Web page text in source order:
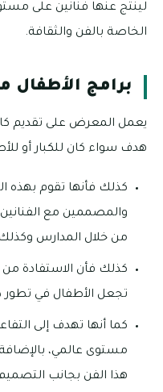
لينتج عنها فنانين على
الخاصة بالفن والثقافة.
برامج
يعمل المعرض على تقديم
هدف سواء كان للكبار أو
كذلك فأنها تقوم بهذه
والمصممين مع
من خلال المدارس
كذلك فأن الاستفادة من
تجعل الأطفال في تطور
كما أنها تهدف إلى
مستوى عالمي،
هذا الفن بجانب